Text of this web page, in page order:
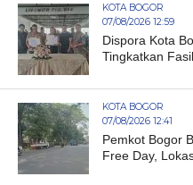
KOTA BOGOR
07/08/2026 12:59
Dispora Kota
Tingkatkan
KOTA BOGOR
07/08/2026 12:41
Pemkot Bogor
Free Day,